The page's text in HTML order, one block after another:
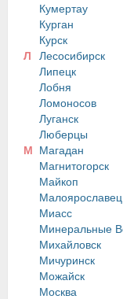
Кумертау
Курган
Курск
Л
Лесосибирск
Липецк
Лобня
Ломоносов
Луганск
Люберцы
М
Магадан
Магнитогорск
Майкоп
Малоярославец
Миасс
Минеральные
Михайловск
Мичуринск
Можайск
Москва